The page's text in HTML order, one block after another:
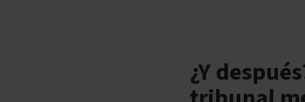
¿Y